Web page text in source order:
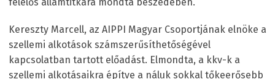
Kereszty Marcell, az AIPPI Magyar Csoportjának elnöke a
szellemi alkotások számszerűsíthetőségével
kapcsolatban tartott előadást. Elmondta, a kkv-k a
szellemi alkotásaikra építve a náluk sokkal tőkeerősebb